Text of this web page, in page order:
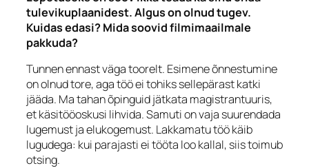
tulevikuplaanidest. Algus on olnud tugev.
Kuidas edasi? Mida soovid filmimaailmale
pakkuda?
Tunnen ennast väga toorelt. Esimene õnnestumine
on olnud tore, aga töö ei tohiks sellepärast katki
jääda. Ma tahan õpinguid jätkata magistrantuuris,
et käsitööoskusi lihvida. Samuti on vaja suurendada
lugemust ja elukogemust. Lakkamatu töö käib
lugudega: kui parajasti ei tööta loo kallal, siis toimub
otsing.